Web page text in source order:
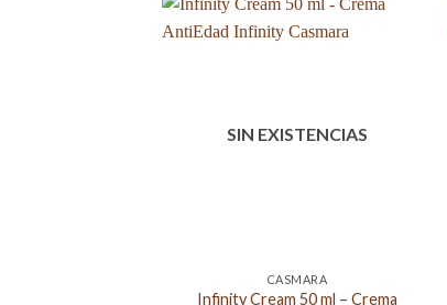
SIN EXISTENCIAS
CASMARA
Infinity Cream 50 ml – Crema